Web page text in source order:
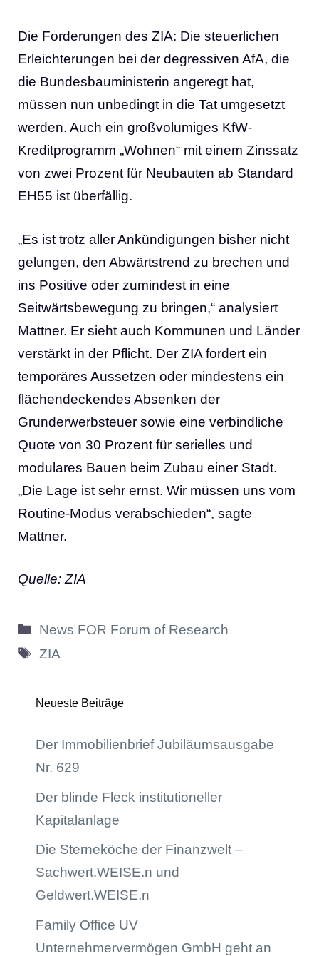
Die Forderungen des ZIA: Die steuerlichen
Erleichterungen bei der degressiven AfA, die
die Bundesbauministerin angeregt hat,
müssen nun unbedingt in die Tat umgesetzt
werden. Auch ein großvolumiges KfW-
Kreditprogramm „Wohnen“ mit einem Zinssatz
von zwei Prozent für Neubauten ab Standard
EH55 ist überfällig.
„Es ist trotz aller Ankündigungen bisher nicht
gelungen, den Abwärtstrend zu brechen und
ins Positive oder zumindest in eine
Seitwärtsbewegung zu bringen,“ analysiert
Mattner. Er sieht auch Kommunen und Länder
verstärkt in der Pflicht. Der ZIA fordert ein
temporäres Aussetzen oder mindestens ein
flächendeckendes Absenken der
Grunderwerbsteuer sowie eine verbindliche
Quote von 30 Prozent für serielles und
modulares Bauen beim Zubau einer Stadt.
„Die Lage ist sehr ernst. Wir müssen uns vom
Routine-Modus verabschieden“, sagte
Mattner.
Quelle: ZIA
Kategorien
News FOR Forum of Research
Schlagwörter
ZIA
Neueste Beiträge
Der Immobilienbrief Jubiläumsausgabe
Nr. 629
Der blinde Fleck institutioneller
Kapitalanlage
Die Sterneköche der Finanzwelt –
Sachwert.WEISE.n und
Geldwert.WEISE.n
Family Office UV
Unternehmervermögen GmbH geht an